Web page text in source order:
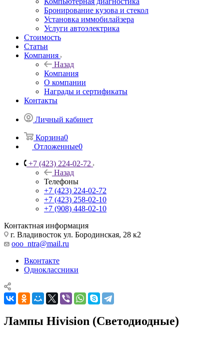
Бронирование кузова и стекол
Установка иммобилайзера
Услуги автоэлектрика
Стоимость
Статьи
Компания
Назад
Компания
О компании
Награды и сертификаты
Контакты
Личный кабинет
Корзина0
Отложенные0
+7 (423) 224-02-72
Назад
Телефоны
+7 (423) 224-02-72
+7 (423) 258-02-10
+7 (908) 448-02-10
Контактная информация
г. Владивосток ул. Бородинская, 28 к2
ooo_ntra@mail.ru
Вконтакте
Одноклассники
Лампы Hivision (Светодиодные)